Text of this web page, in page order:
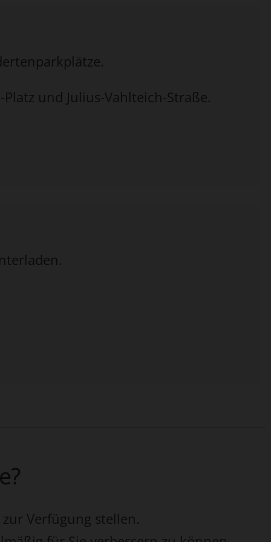
und Julius-Vahlteich-Straße.
Verfügung stellen.